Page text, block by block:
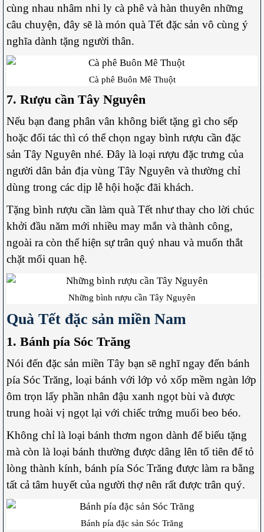
cùng nhau nhâm nhi ly cà phê và hàn thuyên những
câu chuyện, đây sẽ là món quà Tết đặc sản vô cùng ý
nghĩa dành tặng người thân.
Cà phê Buôn Mê Thuột
7. Rượu cần Tây Nguyên
Nếu bạn đang phân vân không biết tặng gì cho sếp
hoặc đối tác thì có thể chọn ngay bình rượu cần đặc
sản Tây Nguyên nhé. Đây là loại rượu đặc trưng của
người dân bản địa vùng Tây Nguyên và thường chỉ
dùng trong các dịp lễ hội hoặc đãi khách.
Tặng bình rượu cần làm quà Tết như thay cho lời chúc
khởi đầu năm mới nhiều may mắn và thành công,
ngoài ra còn thể hiện sự trân quý nhau và muốn thắt
chặt mối quan hệ.
Những bình rượu cần Tây Nguyên
Quà Tết đặc sản miền Nam
1. Bánh pía Sóc Trăng
Nói đến đặc sản miền Tây bạn sẽ nghĩ ngay đến bánh
pía Sóc Trăng, loại bánh với lớp vỏ xốp mềm ngàn lớp
ôm trọn lấy phần nhân đậu xanh ngọt bùi và được
trung hoài vị ngọt lại với chiếc trứng muối beo béo.
Không chỉ là loại bánh thơm ngon dành để biếu tặng
mà còn là loại bánh thường được dâng lên tổ tiên để tỏ
lòng thành kính, bánh pía Sóc Trăng được làm ra bằng
tất cả tâm huyết của người thợ nên rất được trân quý.
Bánh pía đặc sản Sóc Trăng